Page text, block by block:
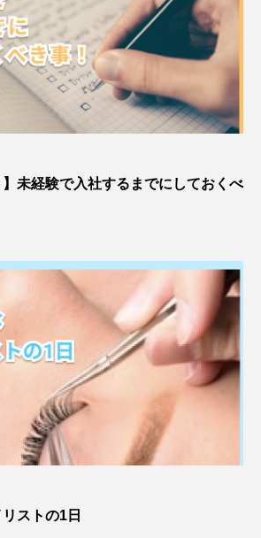
】未経験で入社するまでにしておくべ
ストの1日